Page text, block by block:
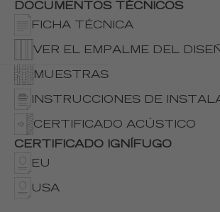
DOCUMENTOS TÉCNICOS
FICHA TÉCNICA
VER EL EMPALME DEL
MUESTRAS
INSTRUCCIONES DE
CERTIFICADO ACÚSTICO
CERTIFICADO IGNÍFUGO
EU
USA